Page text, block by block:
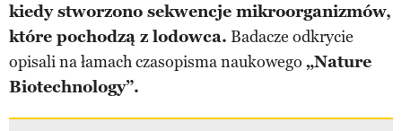
kiedy stworzono sekwencje mikroorganizmów,
które pochodzą z lodowca. Badacze odkrycie
opisali na łamach czasopisma naukowego „Nature
Biotechnology”.